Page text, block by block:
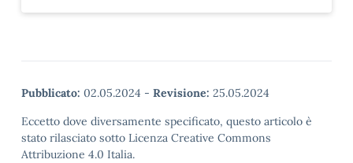
Pubblicato: 02.05.2024 - Revisione: 25.05.2024
Eccetto dove diversamente specificato, questo articolo è
stato rilasciato sotto Licenza Creative Commons
Attribuzione 4.0 Italia.